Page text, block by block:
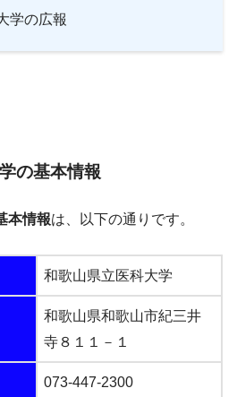
学の広報
の基本情報
本情報は、以下の通りです。
和歌山県立医科大学
和歌山県和歌山市紀三井
寺８１１－１
073-447-2300